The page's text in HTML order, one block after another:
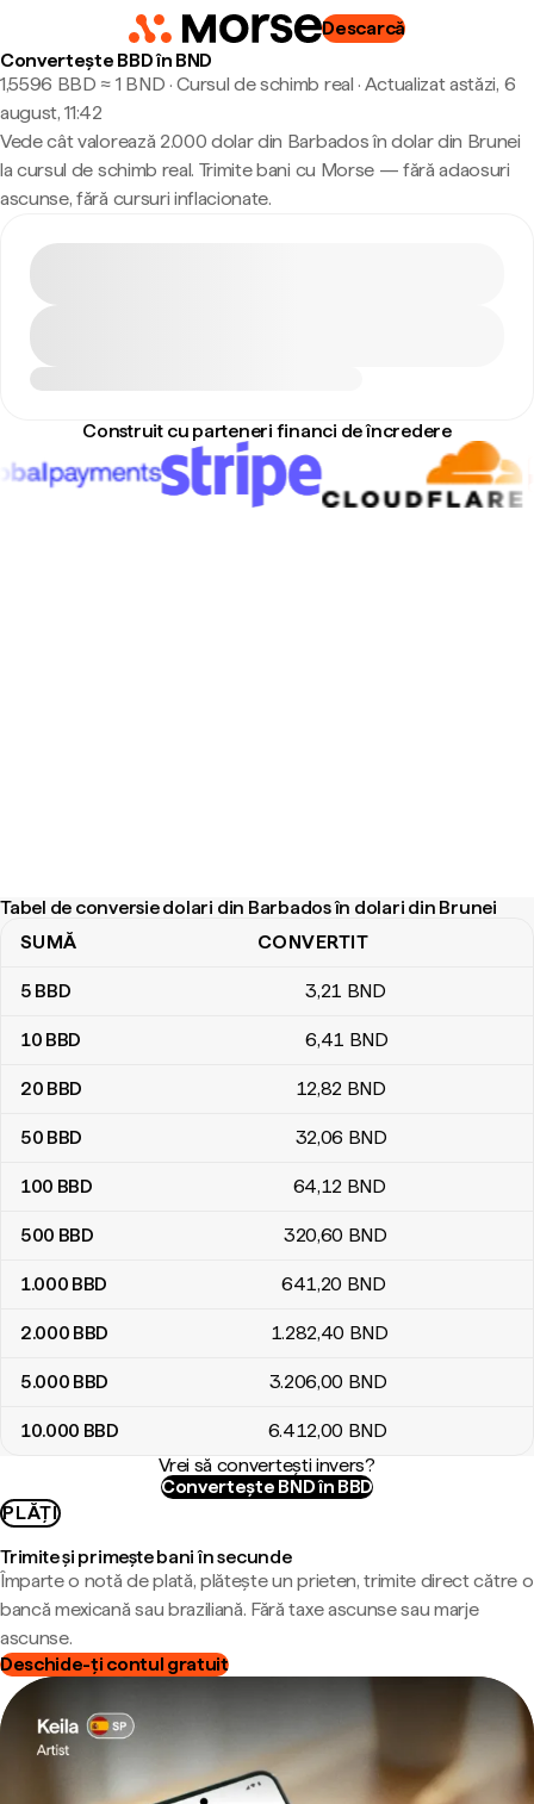
Descarcă
Convertește BBD în BND
1,5596 BBD ≈ 1 BND · Cursul de schimb real · Actualizat astăzi, 6
august, 11:42
Vede cât valorează 2.000 dolar din Barbados în dolar din Brunei
la cursul de schimb real. Trimite bani cu Morse — fără adaosuri
ascunse, fără cursuri inflacionate.
Construit cu parteneri financi de încredere
Tabel de conversie dolari din Barbados în dolari din Brunei
Tabel de conversie dolari din Barbados în dolari din Brunei
SUMĂ CONVERTIT
5 BBD 3,21 BND
10 BBD 6,41 BND
20 BBD 12,82 BND
50 BBD 32,06 BND
100 BBD 64,12 BND
500 BBD 320,60 BND
1.000 BBD 641,20 BND
2.000 BBD 1.282,40 BND
5.000 BBD 3.206,00 BND
10.000 BBD 6.412,00 BND
Vrei să convertești invers?
Convertește BND în BBD
PLĂȚI
Trimite și primește bani în secunde
Împarte o notă de plată, plătește un prieten, trimite direct către o
bancă mexicană sau braziliană. Fără taxe ascunse sau marje
ascunse.
Deschide-ți contul gratuit